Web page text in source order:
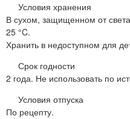
Условия хранения
В сухом, защищенном от
25 °C.
Хранить в недоступном для
Срок годности
2 года. Не использовать по
Условия отпуска
По рецепту.